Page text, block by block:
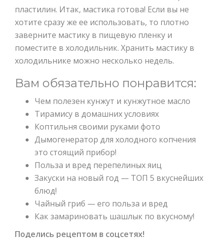
пластилин. Итак, мастика готова! Если вы не
хотите сразу же ее использовать, то плотно
заверните мастику в пищевую пленку и
поместите в холодильник. Хранить мастику в
холодильнике можно несколько недель.
Вам обязательно понравится:
Чем полезен кунжут и кунжутное масло
Тирамису в домашних условиях
Коптильня своими руками фото
Дымогенератор для холодного копчения
это стоящий прибор!
Польза и вред перепелиных яиц
Закуски на новый год — ТОП 5 вкуснейших
блюд!
Чайный гриб — его польза и вред
Как замариновать шашлык по вкусному!
Поделись рецептом в соцсетях!